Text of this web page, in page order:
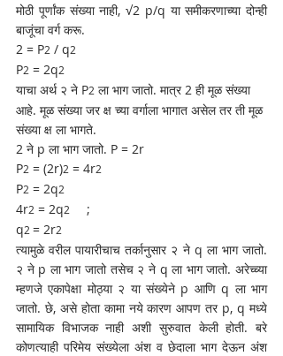
मोठी पूर्णांक संख्या नाही, √2 p/q या समीकरणाच्या दोन्ही
बाजूंचा वर्ग करू.
2 = P2 / q2
P2 = 2q2
याचा अर्थ २ ने P2 ला भाग जातो. मात्र 2 ही मूळ संख्या
आहे. मूळ संख्या जर क्ष च्या वर्गाला भागात असेल तर ती मूळ
संख्या क्ष ला भागते.
2 ने p ला भाग जातो. P = 2r
P2 = (2r)2 = 4r2
P2 = 2q2
4r2 = 2q
;
q2 = 2r2
त्यामुळे वरील पायारीचाच तर्कानुसार २ ने q ला भाग जातो.
२ ने p ला भाग जातो तसेच २ ने q ला भाग जातो. अरेच्च्या
म्हणजे एकापेक्षा मोठ्या २ या संख्येने p आणि q ला भाग
जातो. छे, असे होता कामा नये कारण आपण तर p, q मध्ये
सामायिक विभाजक नाही अशी सुरुवात केली होती. बरे
कोणत्याही परिमेय संख्येला अंश व छेदाला भाग देऊन अंश